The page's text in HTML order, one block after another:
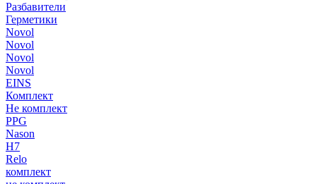
Разбавители
Герметики
Novol
Novol
Novol
Novol
EINS
Комплект
Не комплект
PPG
Nason
H7
Relo
комплект